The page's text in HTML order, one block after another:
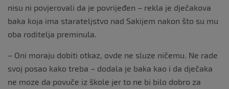
nisu ni povjerovali da je povrijeđen – rekla je dječakova
baka koja ima starateljstvo nad Sakijem nakon što su mu
oba roditelja preminula.
– Oni moraju dobiti otkaz, ovde ne sluze ničemu. Ne rade
svoj posao kako treba – dodala je baka kao i da dječaka
ne moze da povuče iz škole jer to ne bi bilo dobro za